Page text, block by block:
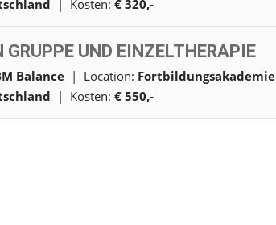
| Kosten: € 320,-
UND EINZELTHERAPIE
Balance | Location: Fortbildungsakademie
| Kosten: € 550,-